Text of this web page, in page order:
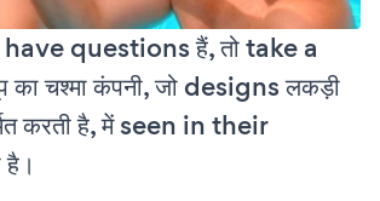
have questions हैं, तो take a
चश्मा कंपनी, जो designs लकड़ी
करती है, में seen in their